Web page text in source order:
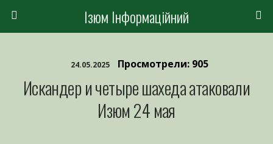
Ізюм Інформаційний
24.05.2025 Просмотрели: 905
Искандер и четыре шахеда атаковали
Изюм 24 мая